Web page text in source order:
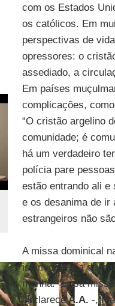
com os Estados
os católicos. Em
perspectivas de
opressores: o
assediado, a
Em países
complicações,
“O cristão argelino
comunidade; é
há um verdadeiro
polícia pare
estão entrando ali e
e os desanima de ir
estrangeiros não
A missa dominical
islâmico é dia de
manhã. “Essa
esclareceA.A. -,